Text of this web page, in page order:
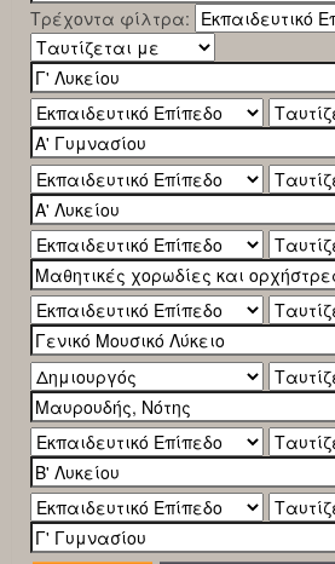
Τρέχοντα φίλτρα: